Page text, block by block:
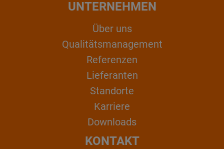
UNTERNEHMEN
Über uns
Qualitätsmanagement
Referenzen
Lieferanten
Standorte
Karriere
Downloads
KONTAKT